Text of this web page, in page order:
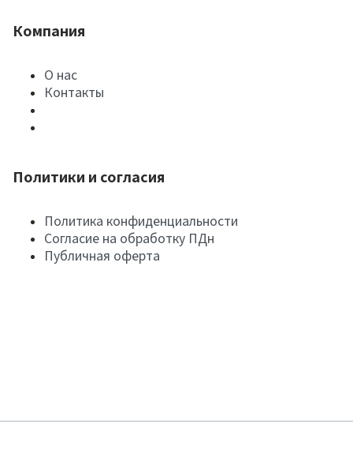
Компания
О нас
Контакты
Политики и согласия
Политика конфиденциальности
Согласие на обработку ПДн
Публичная оферта